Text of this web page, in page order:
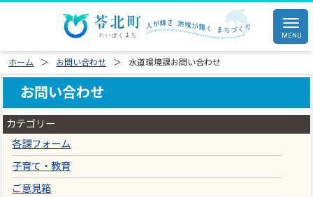
ホーム お問い合わせ 水道環境課お問い合わせ
お問い合わせ
カテゴリー
各課フォーム
子育て・教育
ご意見箱